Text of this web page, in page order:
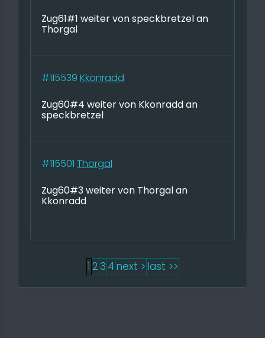
Zug61#1 weiter von speckbretzel an
Thorgal
#115539 Kkonradd
Zug60#4 weiter von Kkonradd an
speckbretzel
#115501 Thorgal
Zug60#3 weiter von Thorgal an
Kkonradd
1 2 3 4 next > last >>